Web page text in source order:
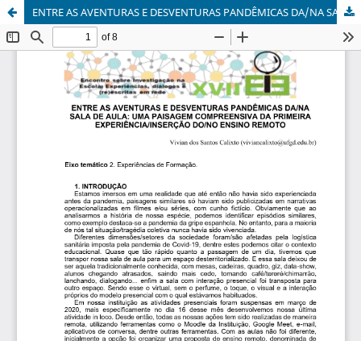
ENTRE AS AVENTURAS E DESVENTURAS PANDÊMICAS DA/NA SALA DE AULA: UMA PAISAGEM COMPREENSIVA DA PRIMEIRA EXPERIÊNCIA/INSERÇÃO DO/NO ENSINO REMOTO